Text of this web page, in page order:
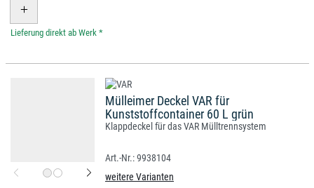
*
Mülleimer Deckel VAR für
Kunststoffcontainer 60 L grün
Klappdeckel für das VAR Mülltrennsystem
9938104
weitere Varianten